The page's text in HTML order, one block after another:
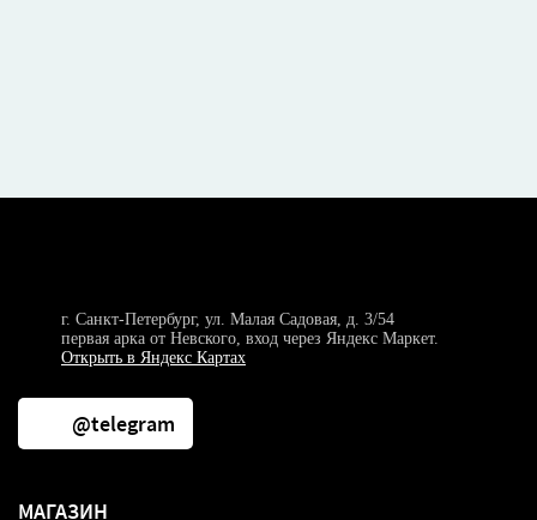
г. Санкт-Петербург, ул. Малая Садовая, д. 3/54
первая арка от Невского, вход через Яндекс Маркет.
Открыть в Яндекс Картах
@telegram
МАГАЗИН